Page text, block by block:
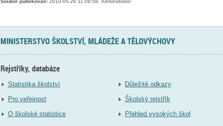
Soubor publikován:2010-05-26 11:08:58, Administrator
MINISTERSTVO ŠKOLSTVÍ, MLÁDEŽE A TĚLOVÝCHOVY
Rejstříky, databáze
Statistika školství
Pro veřejnost
O školské statistice
Důležité odkazy
Školský rejstřík
Přehled vysokých škol